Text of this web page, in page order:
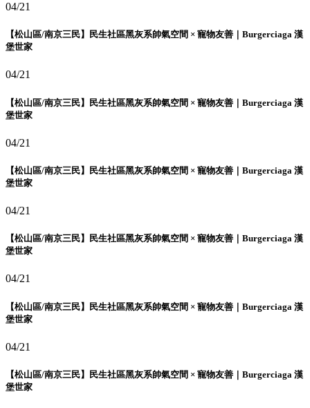
04/21
【松山區/南京三民】民生社區黑灰系帥氣空間 × 寵物友善｜Burgerciaga 漢
堡世家
04/21
【松山區/南京三民】民生社區黑灰系帥氣空間 × 寵物友善｜Burgerciaga 漢
堡世家
04/21
【松山區/南京三民】民生社區黑灰系帥氣空間 × 寵物友善｜Burgerciaga 漢
堡世家
04/21
【松山區/南京三民】民生社區黑灰系帥氣空間 × 寵物友善｜Burgerciaga 漢
堡世家
04/21
【松山區/南京三民】民生社區黑灰系帥氣空間 × 寵物友善｜Burgerciaga 漢
堡世家
04/21
【松山區/南京三民】民生社區黑灰系帥氣空間 × 寵物友善｜Burgerciaga 漢
堡世家